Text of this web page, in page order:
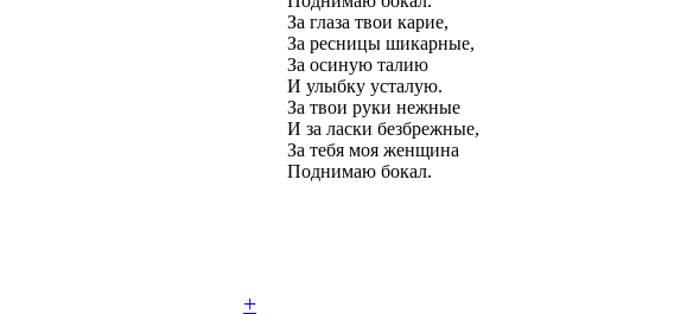
За глаза твои карие,
За ресницы шикарные,
За осиную талию
И улыбку усталую.
За твои руки нежные
И за ласки безбрежные,
За тебя моя женщина
Поднимаю бокал.
+